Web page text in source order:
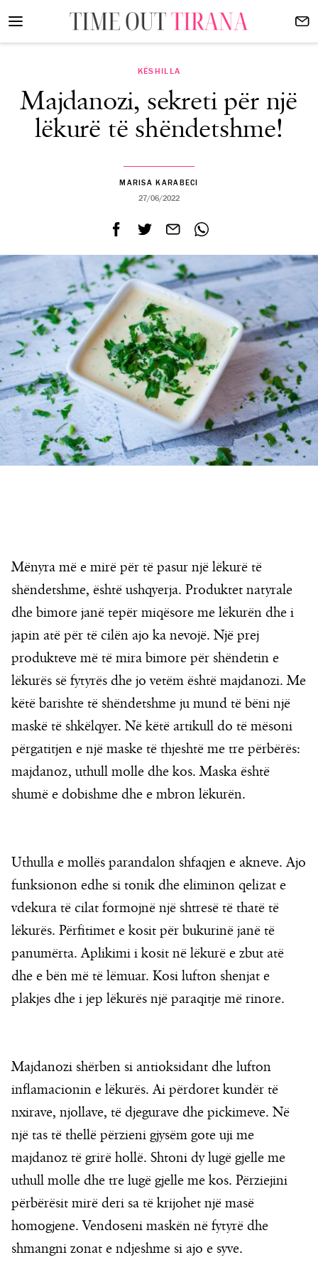
KËSHILLA
Majdanozi, sekreti për një
lëkurë të shëndetshme!
MARISA KARABECI
27/06/2022
Mënyra më e mirë për të pasur një lëkurë të
shëndetshme, është ushqyerja. Produktet natyrale
dhe bimore janë tepër miqësore me lëkurën dhe i
japin atë për të cilën ajo ka nevojë. Një prej
produkteve më të mira bimore për shëndetin e
lëkurës së fytyrës dhe jo vetëm është majdanozi. Me
këtë barishte të shëndetshme ju mund të bëni një
maskë të shkëlqyer. Në këtë artikull do të mësoni
përgatitjen e një maske të thjeshtë me tre përbërës:
majdanoz, uthull molle dhe kos. Maska është
shumë e dobishme dhe e mbron lëkurën.
Uthulla e mollës parandalon shfaqjen e akneve. Ajo
funksionon edhe si tonik dhe eliminon qelizat e
vdekura të cilat formojnë një shtresë të thatë të
lëkurës. Përfitimet e kosit për bukurinë janë të
panumërta. Aplikimi i kosit në lëkurë e zbut atë
dhe e bën më të lëmuar. Kosi lufton shenjat e
plakjes dhe i jep lëkurës një paraqitje më rinore.
Majdanozi shërben si antioksidant dhe lufton
inflamacionin e lëkurës. Ai përdoret kundër të
nxirave, njollave, të djegurave dhe pickimeve. Në
një tas të thellë përzieni gjysëm gote uji me
majdanoz të grirë hollë. Shtoni dy lugë gjelle me
uthull molle dhe tre lugë gjelle me kos. Përziejini
përbërësit mirë deri sa të krijohet një masë
homogjene. Vendoseni maskën në fytyrë dhe
shmangni zonat e ndjeshme si ajo e syve.